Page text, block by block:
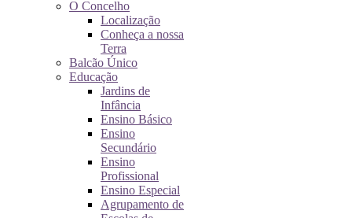
O Concelho
Localização
Conheça a nossa
Terra
Balcão Único
Educação
Jardins de
Infância
Ensino Básico
Ensino
Secundário
Ensino
Profissional
Ensino Especial
Agrupamento de